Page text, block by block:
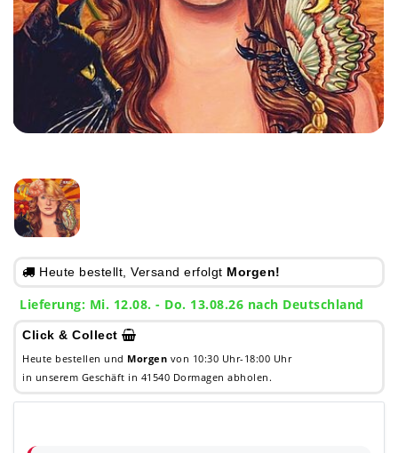
Heute bestellt, Versand erfolgt Morgen!
Lieferung: Mi. 12.08. - Do. 13.08.26 nach Deutschland
Click & Collect
Heute bestellen und Morgen von 10:30 Uhr-18:00 Uhr
in unserem Geschäft in 41540 Dormagen abholen.